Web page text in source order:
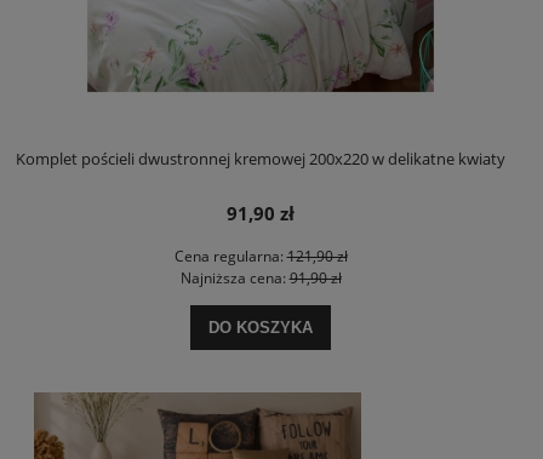
Komplet pościeli dwustronnej kremowej 200x220 w delikatne kwiaty
91,90 zł
Cena regularna:121,90 zł
Najniższa cena:91,90 zł
DO KOSZYKA